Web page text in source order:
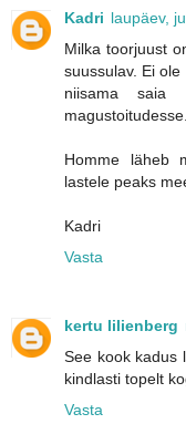
Kadri laupäev,
Milka toorjuust
suussulav. Ei
niisama saia
Homme läheb
lastele peaks
Kadri
Vasta
kertu lilienberg
See kook kadus
kindlasti topelt
Vasta